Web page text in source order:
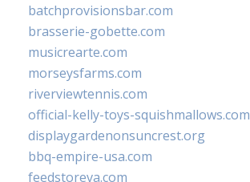
batchprovisionsbar.com
brasserie-gobette.com
musicrearte.com
morseysfarms.com
riverviewtennis.com
official-kelly-toys-squishmallows.com
displaygardenonsuncrest.org
bbq-empire-usa.com
feedstoreva.com